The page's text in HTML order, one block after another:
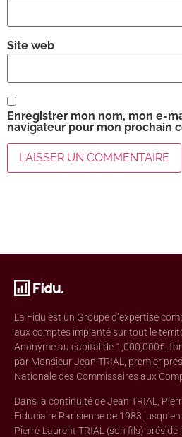
Site web
Enregistrer mon nom, mon e-
navigateur pour mon prochain
La Fidu est un Groupe d’expertise
aux comptes implanté sur tout le
Anonyme au capital de 1,000,000€,
par Monsieur Jean TRIAL, premier
Nationale des Commissaires aux
Dans la continuité de Jean TRIAL,
Fiduciaire Parisienne de 1983
Pierre-Laurent TRIAL (son fils) préside